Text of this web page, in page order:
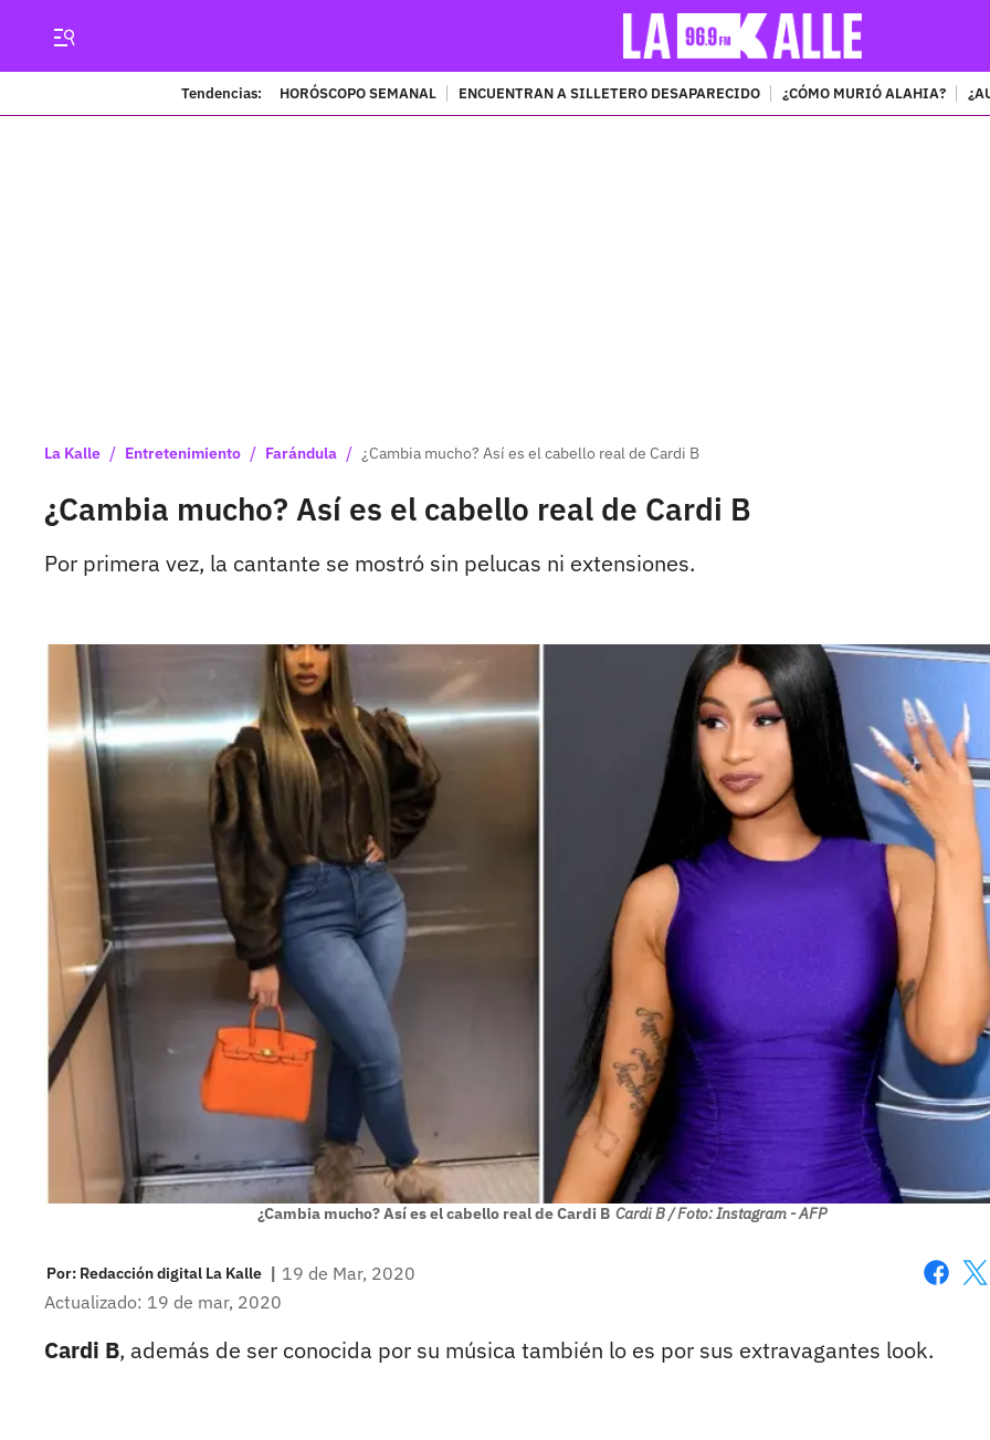
Tendencias: HORÓSCOPO SEMANAL ENCUENTRAN A SILLETERO DESAPARECIDO ¿CÓMO MURIÓ ALAHIA?
La Kalle / Entretenimiento / Farándula / ¿Cambia mucho? Así es el cabello real de Cardi B
¿Cambia mucho? Así es el cabello real de Cardi B
Por primera vez, la cantante se mostró sin pelucas ni extensiones.
¿Cambia mucho? Así es el cabello real de Cardi B Cardi B / Foto: Instagram - AFP
Por: Redacción digital La Kalle | 19 de Mar, 2020
Actualizado: 19 de mar, 2020
Cardi B, además de ser conocida por su música también lo es por sus extravagantes look.